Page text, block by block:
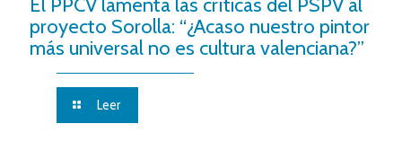
proyecto Sorolla: “¿Acaso nuestro pintor
más universal no es cultura valenciana?”
Leer